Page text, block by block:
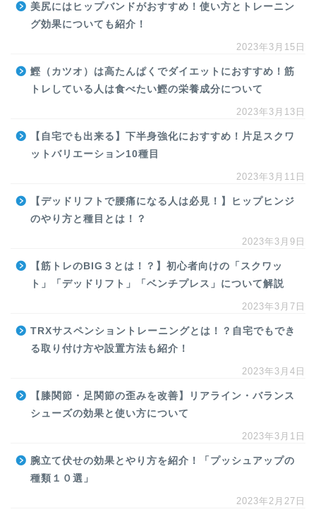
美尻にはヒップバンドがおすすめ！使い方とトレーニン
グ効果についても紹介！
2023年3月15日
鰹（カツオ）は高たんぱくでダイエットにおすすめ！筋
トレしている人は食べたい鰹の栄養成分について
2023年3月13日
【自宅でも出来る】下半身強化におすすめ！片足スクワ
ットバリエーション10種目
2023年3月11日
【デッドリフトで腰痛になる人は必見！】ヒップヒンジ
のやり方と種目とは！？
2023年3月9日
【筋トレのBIG３とは！？】初心者向けの「スクワッ
ト」「デッドリフト」「ベンチプレス」について解説
2023年3月7日
TRXサスペンショントレーニングとは！？自宅でもでき
る取り付け方や設置方法も紹介！
2023年3月4日
【膝関節・足関節の歪みを改善】リアライン・バランス
シューズの効果と使い方について
2023年3月1日
腕立て伏せの効果とやり方を紹介！「プッシュアップの
種類１０選」
2023年2月27日